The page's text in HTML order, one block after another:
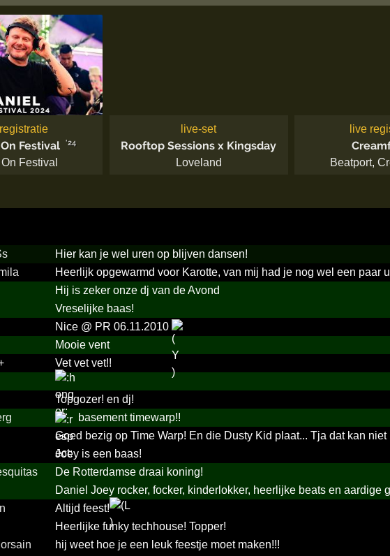
Festival '24
Festival
live-set
Rooftop Sessions x Kingsday
Loveland
live
Beatport,
Hier kan je wel uren op blijven dansen!
Heerlijk opgewarmd voor Karotte, van mij had je nog wel een paar
Hij is zeker onze dj van de Avond
Vreselijke baas!
Nice @ PR 06.11.2010
Mooie vent
Vet vet vet!!
Topgozer! en dj!
basement timewarp!!
Goed bezig op Time Warp! En die Dusty Kid plaat... Tja dat kan niet
Joey is een baas!
De Rotterdamse draai koning!
Daniel Joey rocker, focker, kinderlokker, heerlijke beats en aardige
Altijd feest!
Heerlijke funky techhouse! Topper!
hij weet hoe je een leuk feestje moet maken!!!